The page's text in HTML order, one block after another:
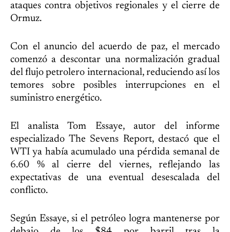
ataques contra objetivos regionales y el cierre de
Ormuz.
Con el anuncio del acuerdo de paz, el mercado
comenzó a descontar una normalización gradual
del flujo petrolero internacional, reduciendo así los
temores sobre posibles interrupciones en el
suministro energético.
El analista Tom Essaye, autor del informe
especializado The Sevens Report, destacó que el
WTI ya había acumulado una pérdida semanal de
6.60 % al cierre del viernes, reflejando las
expectativas de una eventual desescalada del
conflicto.
Según Essaye, si el petróleo logra mantenerse por